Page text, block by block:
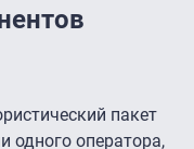
пакет
одного оператора,